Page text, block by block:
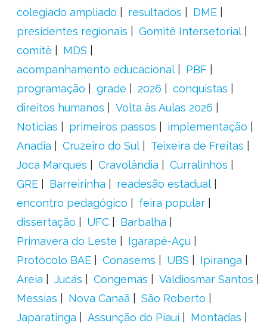
colegiado ampliado
resultados
DME
presidentes regionais
Gomitê Intersetorial
comitê
MDS
acompanhamento educacional
PBF
programação
grade 2026
conquistas
direitos humanos
Volta às Aulas 2026
Notícias
primeiros passos
implementação
Anadia
Cruzeiro do Sul
Teixeira de Freitas
Joca Marques
Cravolândia
Curralinhos
GRE
Barreirinha
readesão estadual
encontro pedagógico
feira popular
dissertação
UFC
Barbalha
Primavera do Leste
Igarapé-Açu
Protocolo BAE
Conasems UBS
Ipiranga
Areia
Jucás Congemas
Valdiosmar Santos
Messias
Nova Canaã
São Roberto
Japaratinga
Assunção do Piauí Montadas